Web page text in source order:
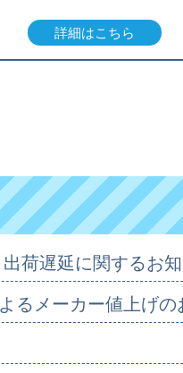
詳細はこちら
荷遅延に関するお
るメーカー値上げの